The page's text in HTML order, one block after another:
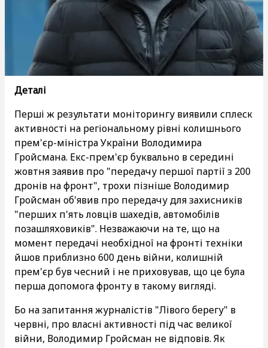
Деталі
Перші ж результати моніторингу виявили сплеск
активності на регіональному рівні колишнього
прем'єр-міністра України Володимира
Гройсмана. Екс-прем'єр буквально в середині
жовтня заявив про "передачу першої партії з 200
дронів на фронт", трохи пізніше Володимир
Гройсман об'явив про передачу для захисників
"перших п'ять ловців шахедів, автомобілів
позашляховиків". Незважаючи на те, що на
момент передачі необхідної на фронті техніки
йшов приблизно 600 день війни, колишній
прем'єр був чесний і не приховував, що це була
перша допомога фронту в такому вигляді.
Бо на запитання журналістів "Лівого берегу" в
червні, про власні активності під час великої
війни, Володимир Гройсман не відповів. Як